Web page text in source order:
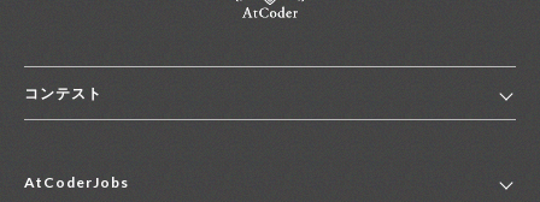
コンテスト
コンテスト一覧
AtCoderJobs